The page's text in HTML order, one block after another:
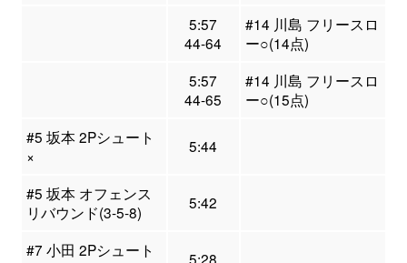
5:57
44-64
#14 川島 フリースロ
ー○(14点)
5:57
44-65
#14 川島 フリースロ
ー○(15点)
#5 坂本 2Pシュート
×
5:44
#5 坂本 オフェンス
リバウンド(3-5-8)
5:42
#7 小田 2Pシュート
5:28